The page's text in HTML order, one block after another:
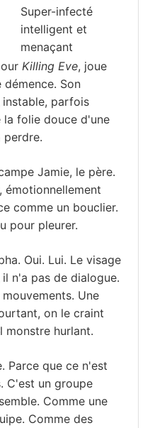
Super-infecté
intelligent et
menaçant
Killing Eve, joue
Son
parfois
la folie douce d'une
perdre.
Jamie, le père.
émotionnellement
comme un bouclier.
pour pleurer.
Oui. Lui. Le visage
n'a pas de dialogue.
Une
on le craint
monstre hurlant.
Parce que ce n'est
C'est un groupe
Comme une
Comme des